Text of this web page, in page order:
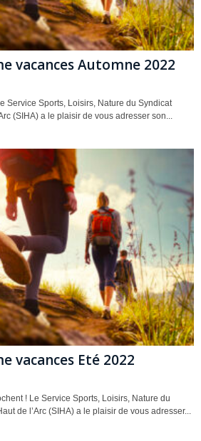
vacances Automne 2022
Service Sports, Loisirs, Nature du Syndicat
(SIHA) a le plaisir de vous adresser son...
vacances Eté 2022
! Le Service Sports, Loisirs, Nature du
de l’Arc (SIHA) a le plaisir de vous adresser...